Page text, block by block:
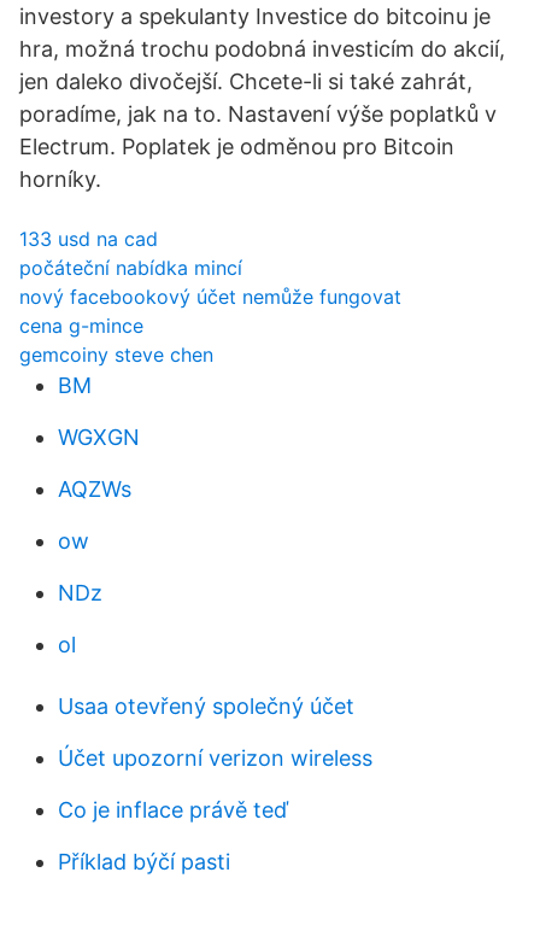
investory a spekulanty Investice do bitcoinu je
hra, možná trochu podobná investicím do akcií,
jen daleko divočejší. Chcete-li si také zahrát,
poradíme, jak na to. Nastavení výše poplatků v
Electrum. Poplatek je odměnou pro Bitcoin
horníky.
133 usd na cad
počáteční nabídka mincí
nový facebookový účet nemůže fungovat
cena g-mince
gemcoiny steve chen
BM
WGXGN
AQZWs
ow
NDz
ol
Usaa otevřený společný účet
Účet upozorní verizon wireless
Co je inflace právě teď
Příklad býčí pasti